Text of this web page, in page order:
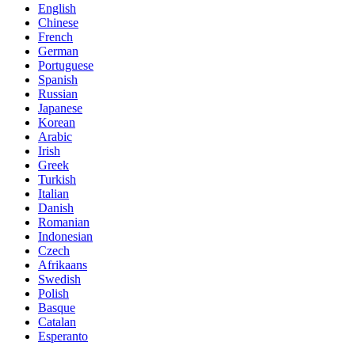
English
Chinese
French
German
Portuguese
Spanish
Russian
Japanese
Korean
Arabic
Irish
Greek
Turkish
Italian
Danish
Romanian
Indonesian
Czech
Afrikaans
Swedish
Polish
Basque
Catalan
Esperanto